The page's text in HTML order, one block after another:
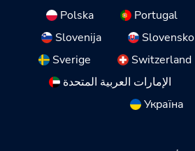
Polska
Portugal
Slovenija
Slovensko
Sverige
Switzerland
الإمارات العربية المتحدة
Україна